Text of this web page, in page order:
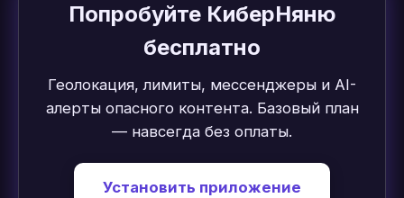
Попробуйте КиберНяню
бесплатно
Геолокация, лимиты, мессенджеры и AI-
алерты опасного контента. Базовый план
— навсегда без оплаты.
Установить приложение